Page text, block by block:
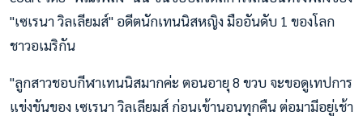
"เซเรนา วิลเลียมส์" อดีตนักเทนนิสหญิง มืออันดับ 1 ของโลก
ชาวอเมริกัน
"ลูกสาวชอบกีฬาเทนนิสมากค่ะ ตอนอายุ 8 ขวบ จะขอดูเทปการ
แข่งขันของ เซเรนา วิลเลียมส์ ก่อนเข้านอนทุกคืน ต่อมามีอยู่เช้า